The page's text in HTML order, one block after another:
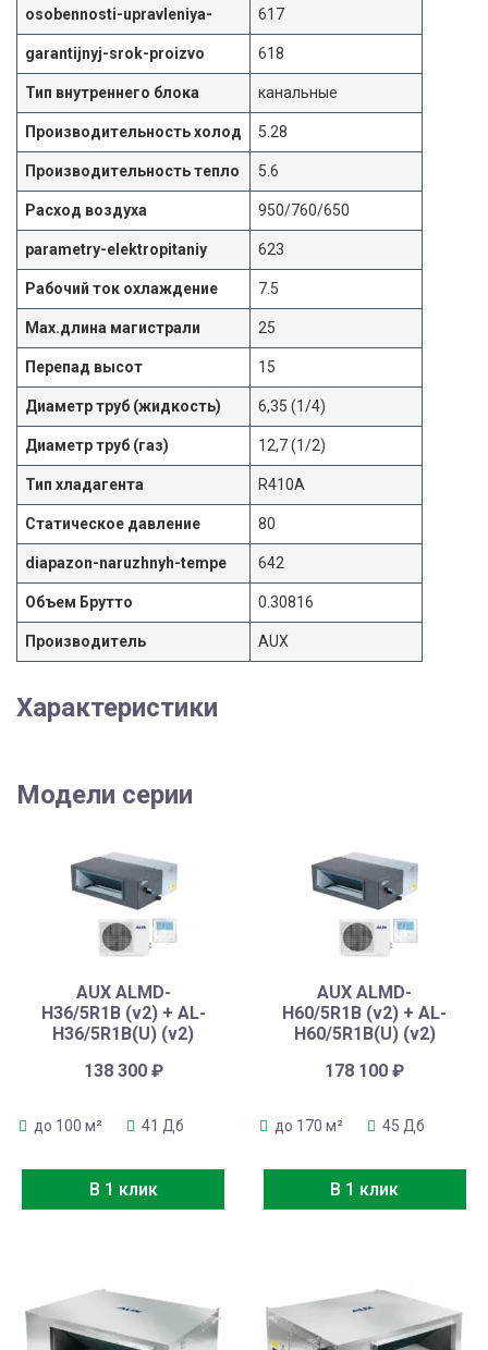
osobennosti-upravleniya- 617
garantijnyj-srok-proizvo 618
Тип внутреннего блока канальные
Производительность холод 5.28
Производительность тепло 5.6
Расход воздуха 950/760/650
parametry-elektropitaniy 623
Рабочий ток охлаждение 7.5
Max.длина магистрали 25
Перепад высот 15
Диаметр труб (жидкость) 6,35 (1/4)
Диаметр труб (газ) 12,7 (1/2)
Тип хладагента R410A
Статическое давление 80
diapazon-naruzhnyh-tempe 642
Объем Брутто 0.30816
Производитель AUX
Характеристики
Модели серии
AUX ALMD-
H36/5R1B (v2) + AL-
H36/5R1B(U) (v2)
138 300 ₽
до 100 м² 41 Дб
В 1 клик
AUX ALMD-
H60/5R1B (v2) + AL-
H60/5R1B(U) (v2)
178 100₽
до 170 м² 45 Дб
В 1 клик